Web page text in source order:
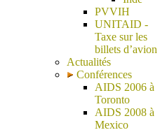
PVVIH
UNITAID -
Taxe sur les
billets d’avion
Actualités
Conférences
AIDS 2006 à
Toronto
AIDS 2008 à
Mexico